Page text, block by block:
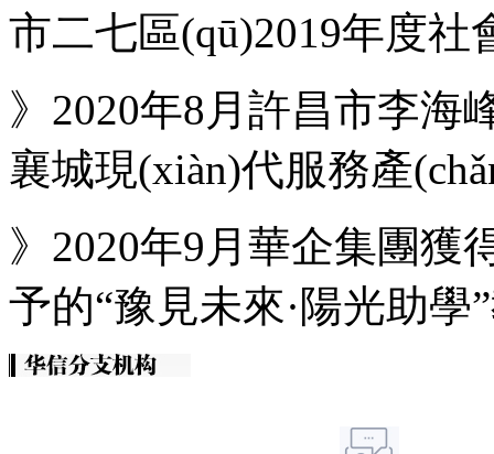
市二七區(qū)2019年度社
》2020年8月許昌市李海
襄城現(xiàn)代服務產
》2020年9月華企集團獲
予的“豫見未來·陽光助